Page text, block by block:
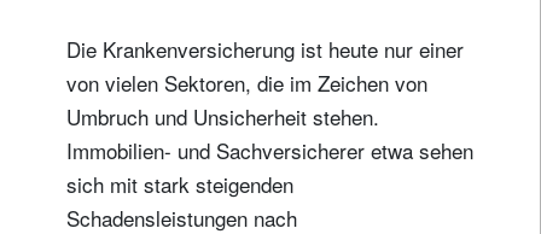
Die Krankenversicherung ist heute nur einer
von vielen Sektoren, die im Zeichen von
Umbruch und Unsicherheit stehen.
Immobilien- und Sachversicherer etwa sehen
sich mit stark steigenden
Schadensleistungen nach